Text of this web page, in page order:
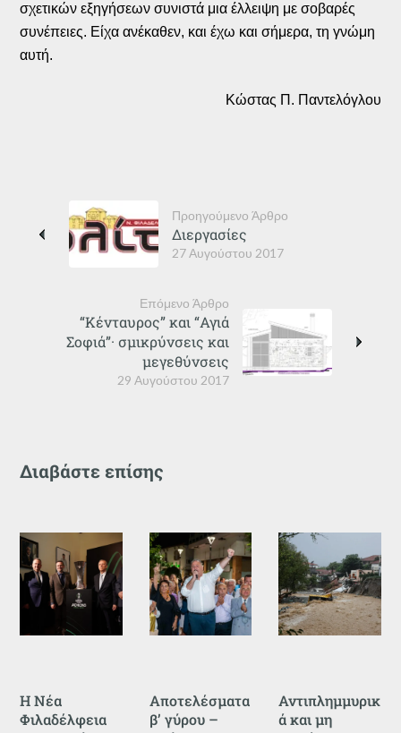
σχετικών εξηγήσεων συνιστά μια έλλειψη με σοβαρές
συνέπειες. Είχα ανέκαθεν, και έχω και σήμερα, τη γνώμη
αυτή.
Κώστας Π. Παντελόγλου
Προηγούμενο Άρθρο
27 Αυγούστου 2017
Διεργασίες
Επόμενο Άρθρο
29 Αυγούστου 2017
“Κένταυρος” και “Αγιά
Σοφιά”· σμικρύνσεις και
μεγεθύνσεις
Διαβάστε επίσης
Η Νέα
Φιλαδέλφεια
Αποτελέσματα
β’ γύρου –
Αντιπλημμυρικ
ά και μη